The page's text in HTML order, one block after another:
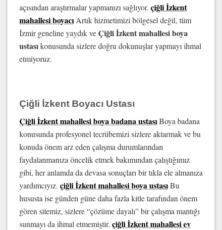
açısından araştırmalar yapmanızı sağlıyor. çiğli İzkent
mahallesi boyacı Artık hizmetimizi bölgesel değil, tüm
İzmir geneline yaydık veÇiğli İzkent mahallesi boya
ustasıkonusunda sizlere doğru dokunuşlar yapmayı ihmal
etmiyoruz.
Çiğli İzkent Boyacı Ustası
Çiğli İzkent mahallesi boya badana ustasıBoya badana
konusunda profesyonel tecrübemizi sizlere aktarmak ve bu
konuda önem arz eden çalışma durumlarından
faydalanmanıza öncelik etmek bakımından çalıştığımız
gibi, her anlamda da devasa sonuçları bir tıkla ele almanıza
yardımcıyız. çiğli İzkent mahallesi boya ustasıBu
hususta ise günden güne daha fazla kitle tarafından önem
gören sitemiz, sizlere “çözüme dayalı” bir çalışma mantığı
sunmayı da ihmal etmemiştir. çiğli İzkent mahallesi ev